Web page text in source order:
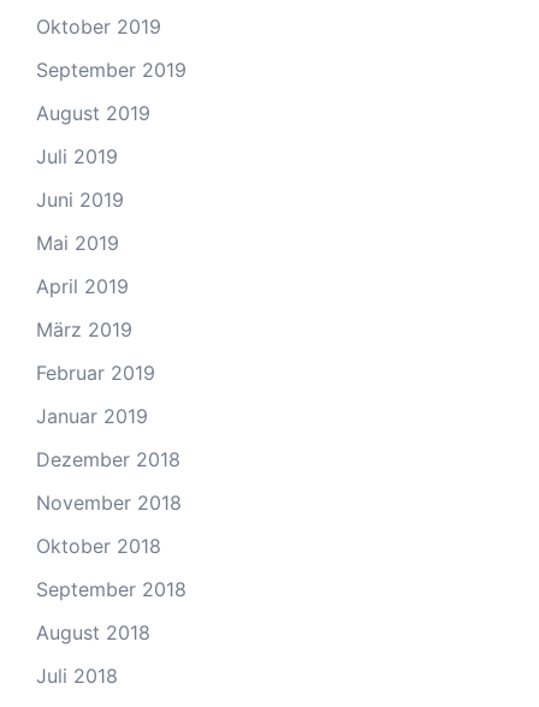
Oktober 2019
September 2019
August 2019
Juli 2019
Juni 2019
Mai 2019
April 2019
März 2019
Februar 2019
Januar 2019
Dezember 2018
November 2018
Oktober 2018
September 2018
August 2018
Juli 2018